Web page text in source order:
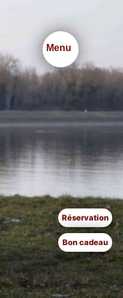
Menu
Réservation
Bon cadeau